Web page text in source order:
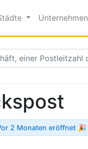
Unternehmen
2 Monaten eröffnet 🎉